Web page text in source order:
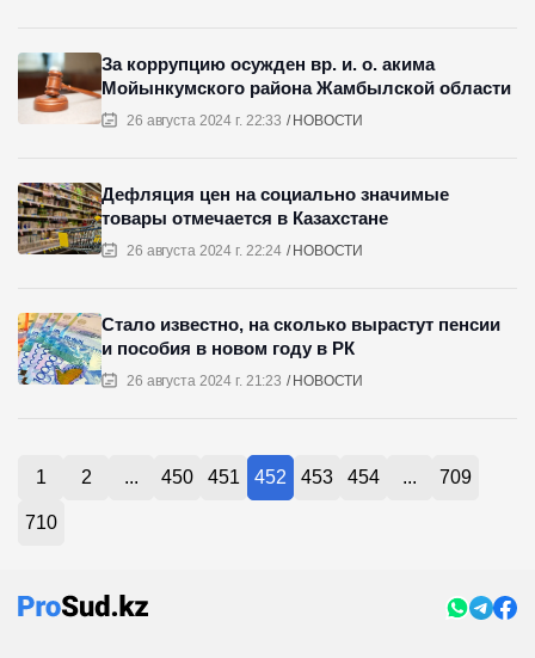
26 августа 2024 г. 22:33 НОВОСТИ
За коррупцию осужден вр. и. о. акима
Мойынкумского района Жамбылской области
26 августа 2024 г. 22:24 НОВОСТИ
Дефляция цен на социально значимые
товары отмечается в Казахстане
26 августа 2024 г. 21:23 НОВОСТИ
Стало известно, на сколько вырастут пенсии
и пособия в новом году в РК
1 2 ... 450 451 452 453 454 ... 709
710